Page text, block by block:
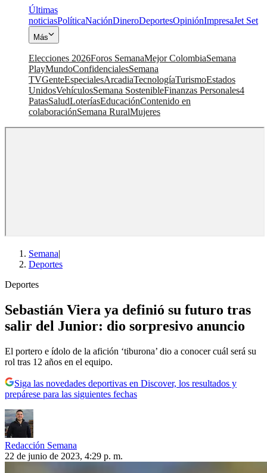
Últimas
noticiasPolíticaNaciónDineroDeportesOpiniónImpresaJet Set
Más
Elecciones 2026Foros SemanaMejor ColombiaSemana
PlayMundoConfidencialesSemana
TVGenteEspecialesArcadiaTecnologíaTurismoEstados
UnidosVehículosSemana SostenibleFinanzas Personales4
PatasSaludLoteríasEducaciónContenido en
colaboraciónSemana RuralMujeres
Semana|
Deportes
Deportes
Sebastián Viera ya definió su futuro tras
salir del Junior: dio sorpresivo anuncio
El portero e ídolo de la afición ‘tiburona’ dio a conocer cuál será su
rol tras 12 años en el equipo.
Siga las novedades deportivas en Discover, los resultados y
prepárese para las siguientes fechas
Redacción Semana
22 de junio de 2023, 4:29 p. m.